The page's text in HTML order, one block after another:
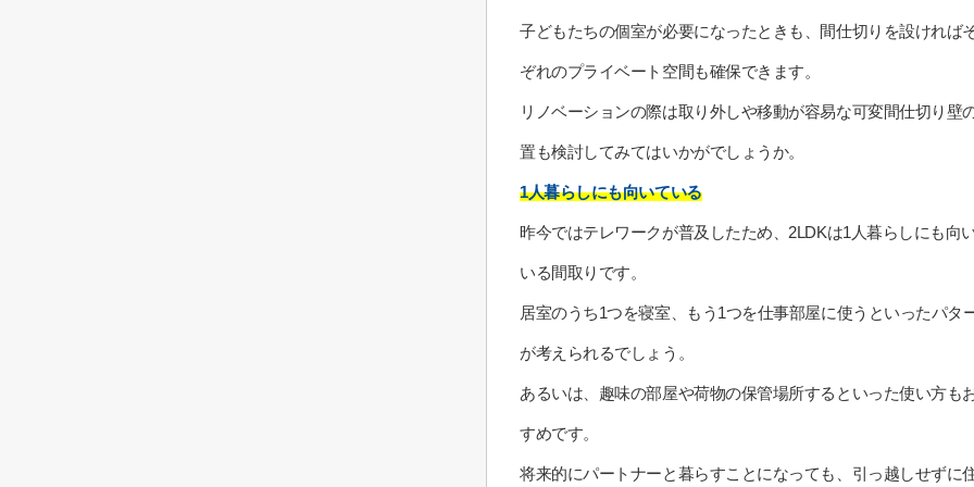
子どもたちの個室が必要になったときも、間仕切りを設ければ
ぞれのプライベート空間も確保できます。
リノベーションの際は取り外しや移動が容易な可変間仕切り壁
置も検討してみてはいかがでしょうか。
1人暮らしにも向いている
昨今ではテレワークが普及したため、2LDKは1人暮らしにも向
いる間取りです。
居室のうち1つを寝室、もう1つを仕事部屋に使うといったパタ
が考えられるでしょう。
あるいは、趣味の部屋や荷物の保管場所するといった使い方も
すめです。
将来的にパートナーと暮らすことになっても、引っ越しせずに